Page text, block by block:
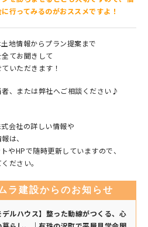
行ってみるのがおススメですよ！
地情報からプラン提案まで
てお聞きして
いただきます！
、または弊社へご相談ください♪
会社の詳しい情報や
は、
やHPで随時更新していますので、
ださい。
ラ建設からのお知らせ
デルハウス】整った動線がつくる、心